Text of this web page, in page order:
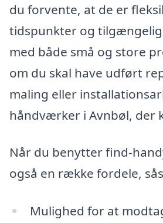
du forvente, at de er
tidspunkter og
med både små og store
om du skal have udført
maling eller
håndværker i Avnbøl, der
Når du benytter find-
også en række fordele,
Mulighed for at